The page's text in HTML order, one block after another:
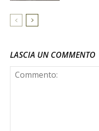
LASCIA UN COMMENTO